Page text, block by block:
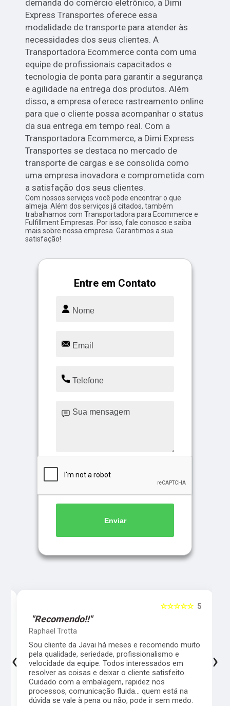
demanda do comércio eletrônico, a Dimi
Express Transportes oferece essa
modalidade de transporte para atender às
necessidades dos seus clientes. A
Transportadora Ecommerce conta com uma
equipe de profissionais capacitados e
tecnologia de ponta para garantir a segurança
e agilidade na entrega dos produtos. Além
disso, a empresa oferece rastreamento online
para que o cliente possa acompanhar o status
da sua entrega em tempo real. Com a
Transportadora Ecommerce, a Dimi Express
Transportes se destaca no mercado de
transporte de cargas e se consolida como
uma empresa inovadora e comprometida com
a satisfação dos seus clientes.
Com nossos serviços você pode encontrar o que
almeja. Além dos serviços já citados, também
trabalhamos com Transportadora para Ecommerce e
Fulfillment Empresas. Por isso, fale conosco e saiba
mais sobre nossa empresa. Garantimos a sua
satisfação!
Entre em Contato
Enviar
5
☆☆☆☆☆
"Recomendo!!"
Raphael Trotta
Sou cliente da Javai há meses e recomendo muito
pela qualidade, seriedade, profissionalismo e
velocidade da equipe. Todos interessados em
resolver as coisas e deixar o cliente satisfeito.
Cuidado com a embalagem, rapidez nos
processos, comunicação fluida... quem está na
dúvida se vale à pena ou não, pode ir sem medo.
‹ ›